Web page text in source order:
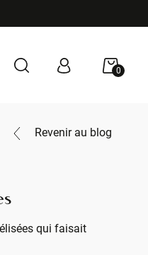
0
Revenir au blog
qui faisait